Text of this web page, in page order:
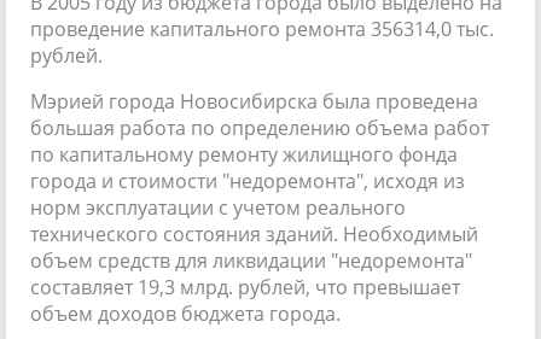
проведение капитального ремонта 356314,0 тыс.
рублей.
Мэрией города Новосибирска была проведена
большая работа по определению объема работ
по капитальному ремонту жилищного фонда
города и стоимости "недоремонта", исходя из
норм эксплуатации с учетом реального
технического состояния зданий. Необходимый
объем средств для ликвидации "недоремонта"
составляет 19,3 млрд. рублей, что превышает
объем доходов бюджета города.